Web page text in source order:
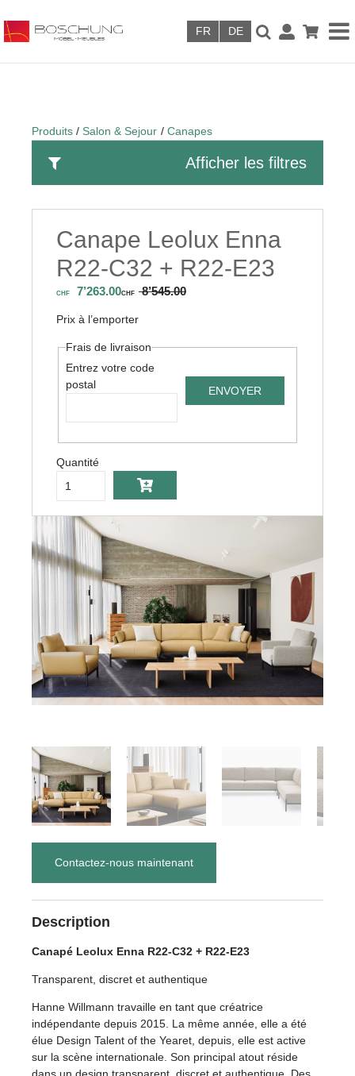
Produits Salon & Sejour Canapes
Afficher les filtres
Canape Leolux Enna
R22-C32 + R22-E23
CHF 7’263.00CHF 8’545.00
Prix à l’emporter
Frais de livraison
Entrez votre code
postal
Quantité
Contactez-nous maintenant
Description
Canapé Leolux Enna R22-C32 + R22-E23
Transparent, discret et authentique
Hanne Willmann travaille en tant que créatrice
indépendante depuis 2015. La même année, elle a été
élue Design Talent of the Yearet, depuis, elle est active
sur la scène internationale. Son principal atout réside